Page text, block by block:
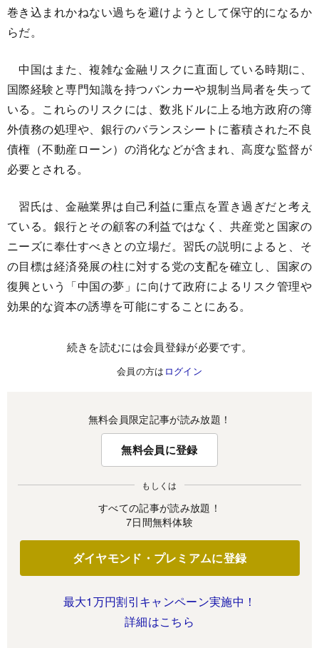
巻き込まれかねない過ちを避けようとして保守的になるか
らだ。
中国はまた、複雑な金融リスクに直面している時期に、
国際経験と専門知識を持つバンカーや規制当局者を失って
いる。これらのリスクには、数兆ドルに上る地方政府の簿
外債務の処理や、銀行のバランスシートに蓄積された不良
債権（不動産ローン）の消化などが含まれ、高度な監督が
必要とされる。
習氏は、金融業界は自己利益に重点を置き過ぎだと考え
ている。銀行とその顧客の利益ではなく、共産党と国家の
ニーズに奉仕すべきとの立場だ。習氏の説明によると、そ
の目標は経済発展の柱に対する党の支配を確立し、国家の
復興という「中国の夢」に向けて政府によるリスク管理や
効果的な資本の誘導を可能にすることにある。
続きを読むには会員登録が必要です。
会員の方は ログイン
無料会員限定記事が読み放題！
無料会員に登録
もしくは
すべての記事が読み放題！
7日間無料体験
ダイヤモンド・プレミアムに登録
最大1万円割引キャンペーン実施中！
詳細はこちら